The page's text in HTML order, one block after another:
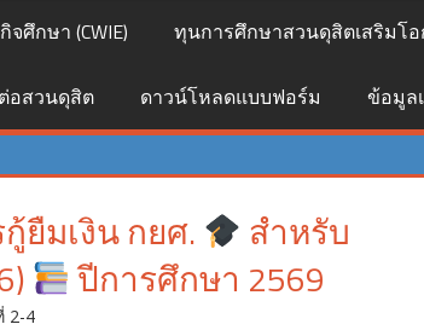
า
พ
จศึกษา (CWIE) ทุนการศึกษาสวนดุสิตเสริมโอ
อสวนดุสิต ดาวน์โหลดแบบฟอร์ม ข้อมูล
ยืมเงิน กยศ.
สำหรับ
ปีการศึกษา 2569
2-4